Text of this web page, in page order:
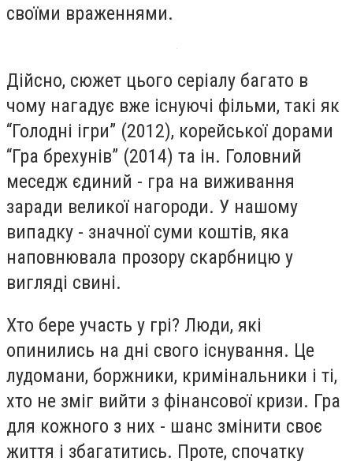
своїми враженнями.
Дійсно, сюжет цього серіалу багато в
чому нагадує вже існуючі фільми, такі як
“Голодні ігри” (2012), корейської дорами
“Гра брехунів” (2014) та ін. Головний
меседж єдиний - гра на виживання
заради великої нагороди. У нашому
випадку - значної суми коштів, яка
наповнювала прозору скарбницю у
вигляді свині.
Хто бере участь у грі? Люди, які
опинились на дні свого існування. Це
лудомани, боржники, кримінальники і ті,
хто не зміг вийти з фінансової кризи. Гра
для кожного з них - шанс змінити своє
життя і збагатитись. Проте, спочатку